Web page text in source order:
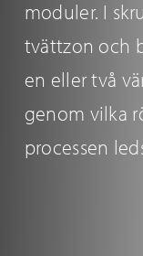
moduler. I
tvättzon och
en eller två
genom vilka
processen